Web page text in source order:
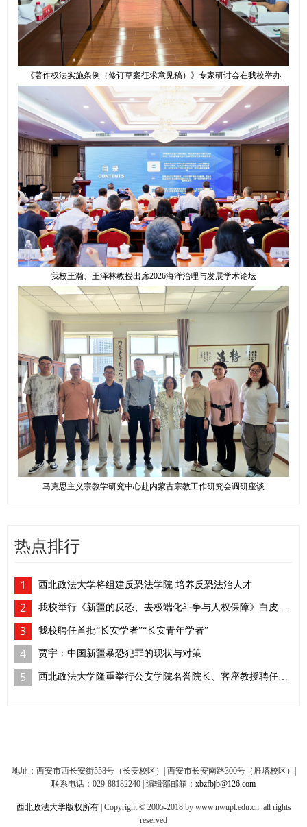
《著作权法实施条例（修订草案征求意见稿）》专家研讨会在我校举办
我校王瀚、王泽林教授出席2026海洋治理与发展学术论坛
马克思主义宗教学研究中心赴内蒙古宗教工作研究会调研座谈
热点排行
1 西北政法大学将组建反恐法学院 培养反恐法治人才
2 我校举行《新疆的反恐、去极端化斗争与人权保障》白皮书学习座谈会
3 我校聘任首批“长安学者”“长安青年学者”
4 贾宇：中国新疆暴恐犯罪的现状与对策
5
地址：西安市西长安街558号（长安校区）| 西安市长安南路300号（雁塔校区）|
联系电话：029-88182240 | 编辑部邮箱： xbzfbjb@126.com
西北政法大学版权所有| Copyright © 2005-2018 by www.nwupl.edu.cn. all rights
reserved